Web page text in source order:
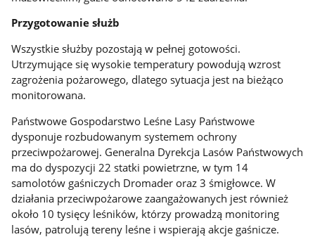
Przygotowanie służb
Wszystkie służby pozostają w pełnej gotowości.
Utrzymujące się wysokie temperatury powodują wzrost
zagrożenia pożarowego, dlatego sytuacja jest na bieżąco
monitorowana.
Państwowe Gospodarstwo Leśne Lasy Państwowe
dysponuje rozbudowanym systemem ochrony
przeciwpożarowej. Generalna Dyrekcja Lasów Państwowych
ma do dyspozycji 22 statki powietrzne, w tym 14
samolotów gaśniczych Dromader oraz 3 śmigłowce. W
działania przeciwpożarowe zaangażowanych jest również
około 10 tysięcy leśników, którzy prowadzą monitoring
lasów, patrolują tereny leśne i wspierają akcje gaśnicze.